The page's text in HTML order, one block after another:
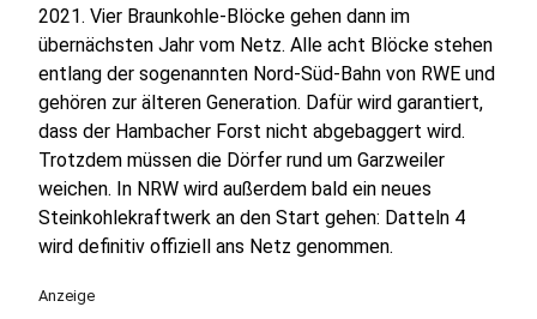
2021. Vier Braunkohle-Blöcke gehen dann im
übernächsten Jahr vom Netz. Alle acht Blöcke stehen
entlang der sogenannten Nord-Süd-Bahn von RWE und
gehören zur älteren Generation. Dafür wird garantiert,
dass der Hambacher Forst nicht abgebaggert wird.
Trotzdem müssen die Dörfer rund um Garzweiler
weichen. In NRW wird außerdem bald ein neues
Steinkohlekraftwerk an den Start gehen: Datteln 4
wird definitiv offiziell ans Netz genommen.
Anzeige